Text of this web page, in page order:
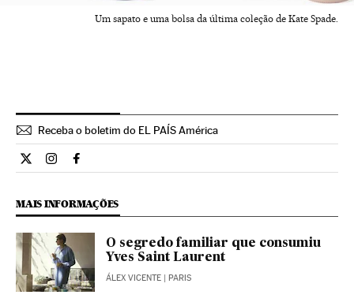
Um sapato e uma bolsa da última coleção de Kate Spade.
Receba o boletim do EL PAÍS América
Estilo El País Brasil en Twitter
Estilo El País Brasil en Instagram
Estilo El País Brasil en Facebook
MAIS INFORMAÇÕES
O segredo familiar que consumiu
Yves Saint Laurent
ÁLEX VICENTE | PARIS